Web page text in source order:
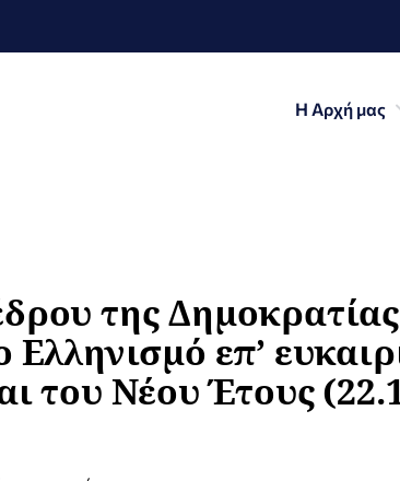
Η Αρχή μας
της
επ’
του Νέου Έτους